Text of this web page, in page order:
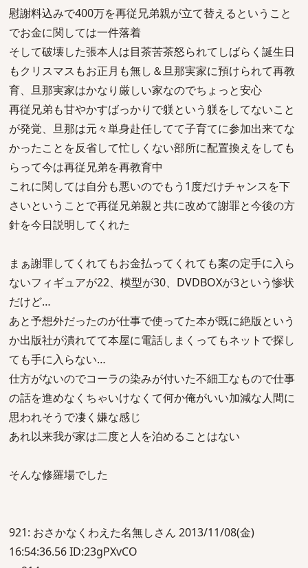
慰謝料込みで400万を再従兄弟親が立て替えるということ
でお金に関しては一件落着
そして破壊した張本人は目茶苦茶怒られてしばらく誕生日
もクリスマスもお正月も無し＆旦那実家に預けられて再教
育、旦那実家はかなり厳しい家なのでちょっと安心
再従兄弟も甘やかすばっかりで躾という躾をしてないこと
が発覚、旦那は元々単身赴任してて子育てに参加出来てな
かったことを反省して忙しくない部所に配置換えをしても
らって今は再従兄弟を再教育中
これに関しては自分も悪いのでもう1度だけチャンスを下
さいということで再従兄弟親と共に改めて謝罪と今後の方
針を今日説明してくれた
まぁ謝罪してくれてもお金払ってくれても案の定手に入ら
ないフィギュアが22、模型が30、DVDBOXが3という惨状
だけど…
あと予想外だったのが仕事で使ってた本が既に絶版という
か出版社が潰れてて本屋に電話しまくってもネットで探し
ても手に入らない…
仕方がないのでコーラの染みが付いた不細工なもので仕事
の話を進めなくちゃいけなくて何か俺がいい加減な人間に
思われそうで凄く嫌な感じ
あれ以来我が家は二度と人を泊めることはない
そんな修羅場でした
921: おさかなくわえた名無しさん 2013/11/08(金)
16:54:36.56 ID:23gPXvCO